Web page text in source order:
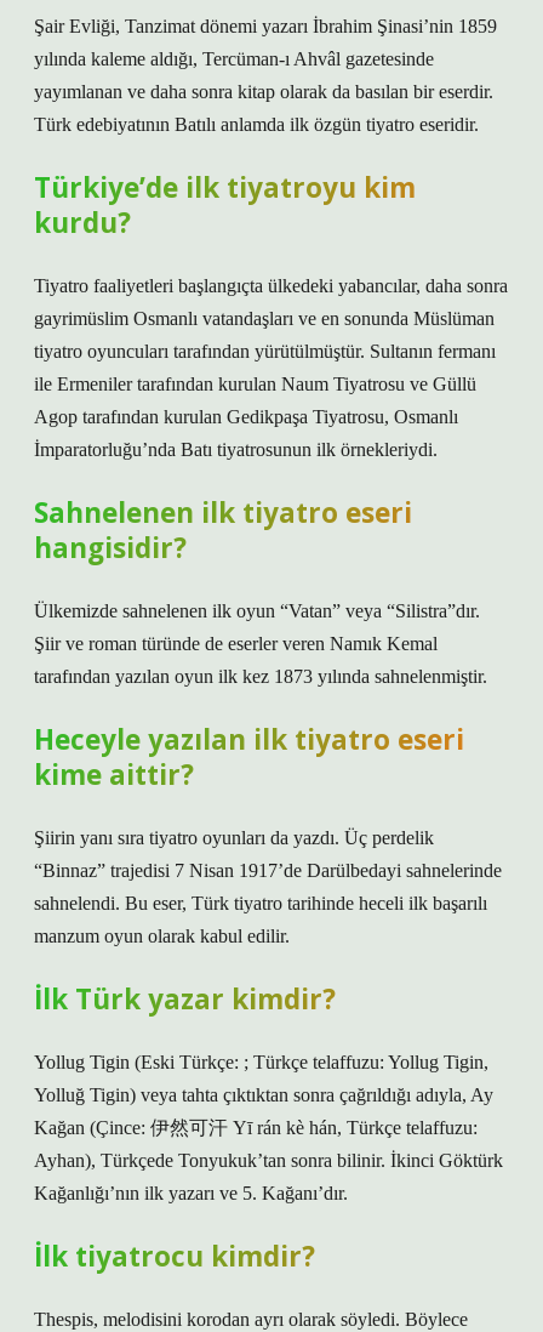
Şair Evliği, Tanzimat dönemi yazarı İbrahim Şinasi’nin 1859
yılında kaleme aldığı, Tercüman-ı Ahvâl gazetesinde
yayımlanan ve daha sonra kitap olarak da basılan bir eserdir.
Türk edebiyatının Batılı anlamda ilk özgün tiyatro eseridir.
Türkiye’de ilk tiyatroyu kim
kurdu?
Tiyatro faaliyetleri başlangıçta ülkedeki yabancılar, daha sonra
gayrimüslim Osmanlı vatandaşları ve en sonunda Müslüman
tiyatro oyuncuları tarafından yürütülmüştür. Sultanın fermanı
ile Ermeniler tarafından kurulan Naum Tiyatrosu ve Güllü
Agop tarafından kurulan Gedikpaşa Tiyatrosu, Osmanlı
İmparatorluğu’nda Batı tiyatrosunun ilk örnekleriydi.
Sahnelenen ilk tiyatro eseri
hangisidir?
Ülkemizde sahnelenen ilk oyun “Vatan” veya “Silistra”dır.
Şiir ve roman türünde de eserler veren Namık Kemal
tarafından yazılan oyun ilk kez 1873 yılında sahnelenmiştir.
Heceyle yazılan ilk tiyatro eseri
kime aittir?
Şiirin yanı sıra tiyatro oyunları da yazdı. Üç perdelik
“Binnaz” trajedisi 7 Nisan 1917’de Darülbedayi sahnelerinde
sahnelendi. Bu eser, Türk tiyatro tarihinde heceli ilk başarılı
manzum oyun olarak kabul edilir.
İlk Türk yazar kimdir?
Yollug Tigin (Eski Türkçe: ; Türkçe telaffuzu: Yollug Tigin,
Yolluğ Tigin) veya tahta çıktıktan sonra çağrıldığı adıyla, Ay
Kağan (Çince: 伊然可汗 Yī rán kè hán, Türkçe telaffuzu:
Ayhan), Türkçede Tonyukuk’tan sonra bilinir. İkinci Göktürk
Kağanlığı’nın ilk yazarı ve 5. Kağanı’dır.
İlk tiyatrocu kimdir?
Thespis, melodisini korodan ayrı olarak söyledi. Böylece